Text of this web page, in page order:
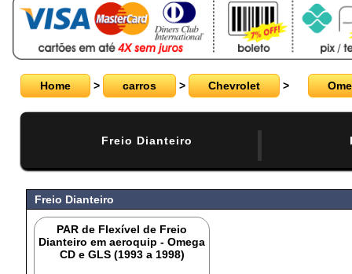
Home > carros > Chevrolet >
Freio Dianteiro
Freio Dianteiro
PAR de Flexível de Freio
Dianteiro em aeroquip - Omega
CD e GLS (1993 a 1998)